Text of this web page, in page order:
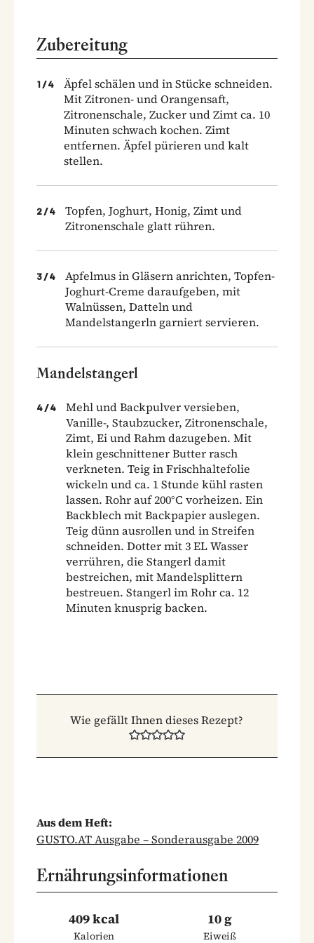
Zubereitung
1 /4
Äpfel schälen und in Stücke schneiden.
Mit Zitronen- und Orangensaft,
Zitronenschale, Zucker und Zimt ca. 10
Minuten schwach kochen. Zimt
entfernen. Äpfel pürieren und kalt
stellen.
2 /4
Topfen, Joghurt, Honig, Zimt und
Zitronenschale glatt rühren.
3 /4
Apfelmus in Gläsern anrichten, Topfen-
Joghurt-Creme daraufgeben, mit
Walnüssen, Datteln und
Mandelstangerln garniert servieren.
Mandelstangerl
4 /4
Mehl und Backpulver versieben,
Vanille-, Staubzucker, Zitronenschale,
Zimt, Ei und Rahm dazugeben. Mit
klein geschnittener Butter rasch
verkneten. Teig in Frischhaltefolie
wickeln und ca. 1 Stunde kühl rasten
lassen. Rohr auf 200°C vorheizen. Ein
Backblech mit Backpapier auslegen.
Teig dünn ausrollen und in Streifen
schneiden. Dotter mit 3 EL Wasser
verrühren, die Stangerl damit
bestreichen, mit Mandelsplittern
bestreuen. Stangerl im Rohr ca. 12
Minuten knusprig backen.
Wie gefällt Ihnen dieses Rezept?
Aus dem Heft:
GUSTO.AT Ausgabe – Sonderausgabe 2009
Ernährungsinformationen
409 kcal
Kalorien
10 g
Eiweiß